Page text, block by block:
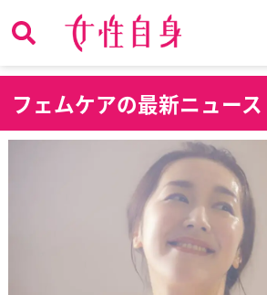
フェムケアの最新ニュース